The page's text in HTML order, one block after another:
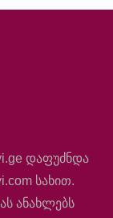
დაფუძნდა
სახით.
ანახლებს